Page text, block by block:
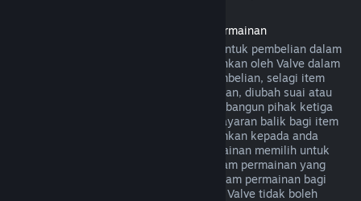
Bayaran balik untuk Pembelian Dalam Permainan
Steam akan menawarkan bayaran balik untuk pembelian dalam
permainan bagi permainan yang dibangunkan oleh Valve dalam
masa empat puluh lapan jam selepas pembelian, selagi item
dalam permainan tersebut belum digunakan, diubah suai atau
dipindahkan. Berdasarkan syarat ini, pembangun pihak ketiga
mempunyai pilihan untuk mendayakan bayaran balik bagi item
dalam permainan. Steam akan memaklumkan kepada anda
semasa pembelian jika pembangun permainan memilih untuk
menawarkan bayaran balik bagi item dalam permainan yang
anda bakal beli. Jika tidak, pembelian dalam permainan bagi
permainan yang bukan dibangunkan oleh Valve tidak boleh